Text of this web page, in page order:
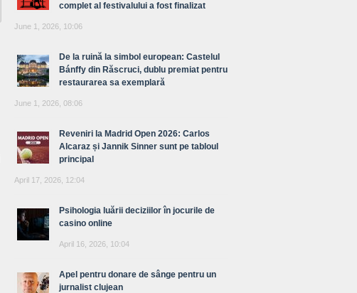
complet al festivalului a fost finalizat
June 1, 2026, 10:06
De la ruină la simbol european: Castelul
Bánffy din Răscruci, dublu premiat pentru
restaurarea sa exemplară
June 1, 2026, 08:06
Reveniri la Madrid Open 2026: Carlos
Alcaraz și Jannik Sinner sunt pe tabloul
principal
April 17, 2026, 12:04
Psihologia luării deciziilor în jocurile de
casino online
April 16, 2026, 10:04
Apel pentru donare de sânge pentru un
jurnalist clujean